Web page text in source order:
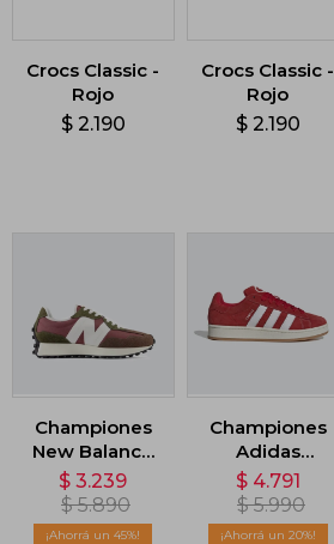
Crocs Classic -
Rojo
$ 2.190
Crocs Classic -
Rojo
$ 2.190
Championes
New Balance
327 - Rojo
$ 3.239
$ 5.890
45
Championes
Adidas
Campus 00s -
Rojo
$ 4.791
$ 5.990
20